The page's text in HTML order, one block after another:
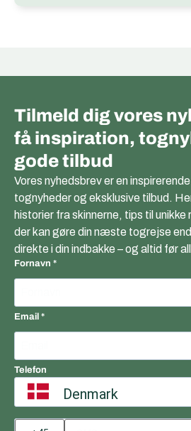
Tilmeld dig vores
få inspiration,
gode tilbud
Vores nyhedsbrev er en
tognyheder og eksklusive tilbud.
historier fra skinnerne, tips til
der kan gøre din næste togrejse
direkte i din indbakke – og altid før
Fornavn
Email
Telefon
Denmark